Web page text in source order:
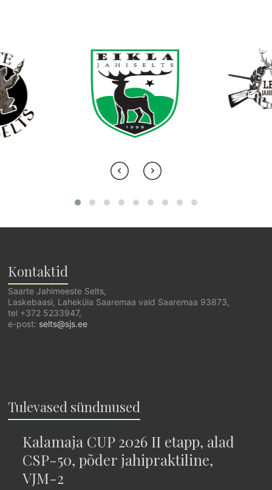
Kontaktid
Saarte Jahimeeste Selts,
Laskebaasi, Laheküla Saaremaa vald Saaremaa 93873,
tel +372 5233947,
e-post: selts@sjs.ee
Tulevased sündmused
Kalamaja CUP 2026 II etapp, alad
CSP-50, põder jahipraktiline,
VJM-2